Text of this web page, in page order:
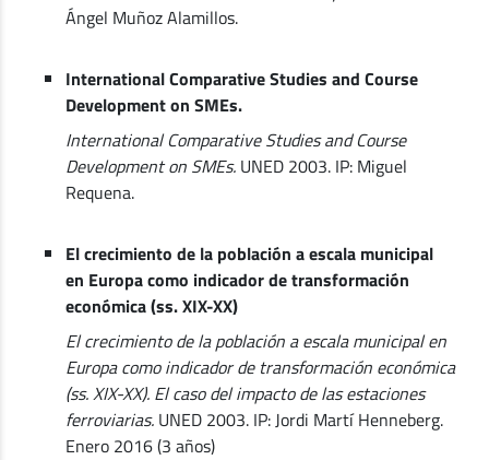
Ángel Muñoz Alamillos.
International Comparative Studies and Course
Development on SMEs.
International Comparative Studies and Course
Development on SMEs. UNED 2003. IP: Miguel
Requena.
El crecimiento de la población a escala municipal
en Europa como indicador de transformación
económica (ss. XIX-XX)
El crecimiento de la población a escala municipal en
Europa como indicador de transformación económica
(ss. XIX-XX). El caso del impacto de las estaciones
ferroviarias. UNED 2003. IP: Jordi Martí Henneberg.
Enero 2016 (3 años)